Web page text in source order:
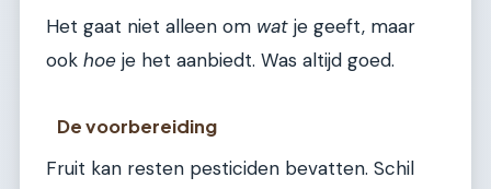
Het gaat niet alleen om wat je geeft, maar
ook hoe je het aanbiedt. Was altijd goed.
De voorbereiding
Fruit kan resten pesticiden bevatten. Schil